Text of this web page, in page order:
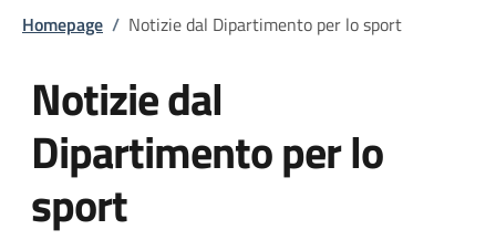
Homepage / Notizie dal Dipartimento per lo sport
Notizie dal
Dipartimento per lo
sport